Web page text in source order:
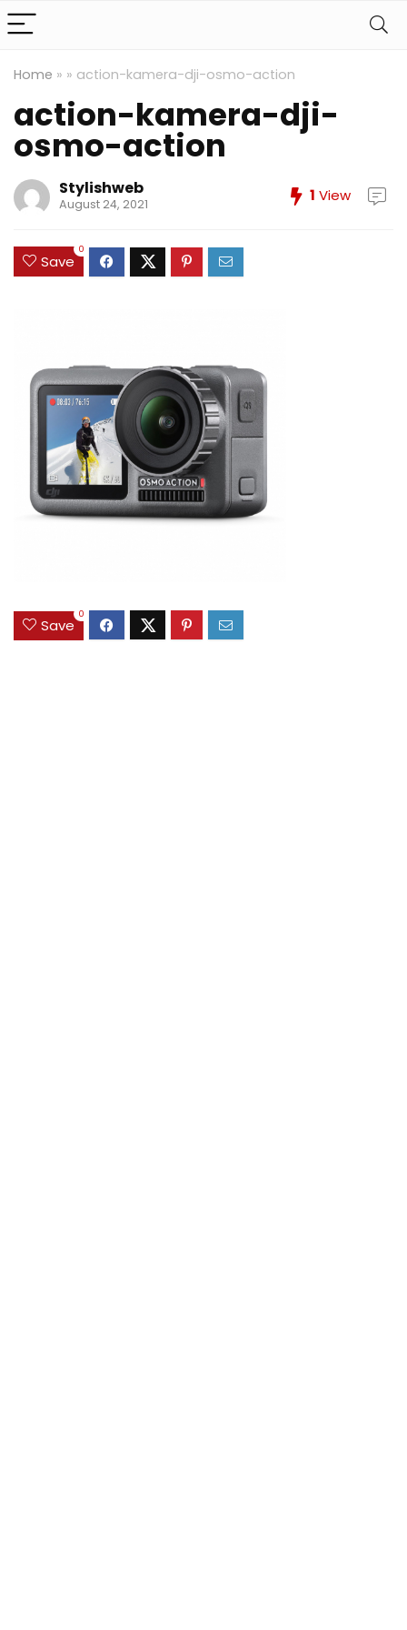
Home » » action-kamera-dji-osmo-action
action-kamera-dji-
osmo-action
Stylishweb
August 24, 2021 1 View
Save
0
Save
0